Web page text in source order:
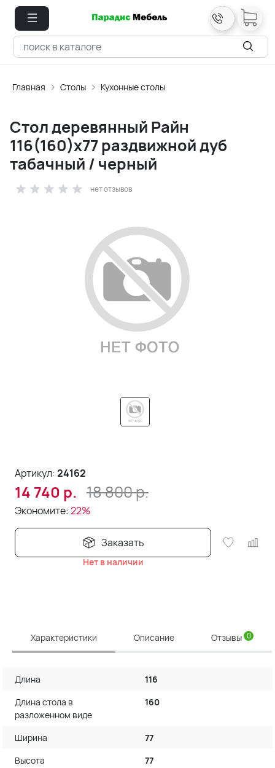
Главная Столы Кухонные столы
Стол деревянный Райн
116(160)x77 раздвижной дуб
табачный / черный
нет отзывов
Артикул:24162
14 740 р. 18 800р.
Экономите:22%
Заказать
Нет в наличии
Характеристики Описание Отзывы 0
Длина
116
Длина стола в
разложенном виде
160
Ширина
77
Высота
77